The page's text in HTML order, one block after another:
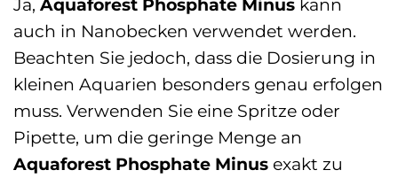
Ja, Aquaforest Phosphate Minus kann
auch in Nanobecken verwendet werden.
Beachten Sie jedoch, dass die Dosierung in
kleinen Aquarien besonders genau erfolgen
muss. Verwenden Sie eine Spritze oder
Pipette, um die geringe Menge an
Aquaforest Phosphate Minus exakt zu